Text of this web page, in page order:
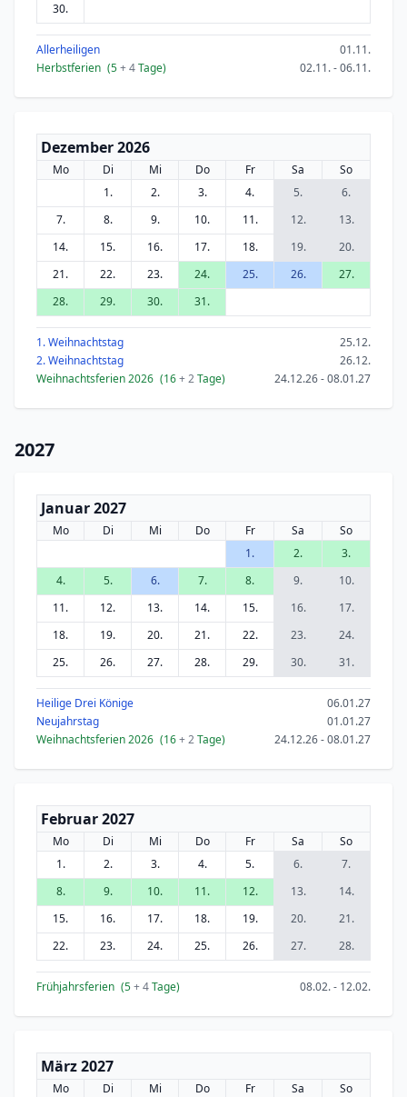
30.
Allerheiligen
01.11.
Herbstferien (5+ 4Tage) 02.11. - 06.11.
Dezember 2026
Mo Di Mi Do Fr Sa
So
1.
2. 3. 4. 5.
6.
7.
8. 9. 10. 11. 12.
13.
14.
15. 16. 17. 18. 19.
20.
21.
22. 23. 24. 25. 26.
27.
28.
29. 30. 31.
1. Weihnachtstag
25.12.
2. Weihnachtstag
26.12.
Weihnachtsferien 2026 (16+ 2Tage) 24.12.26 - 08.01.27
2027
Januar 2027
Mo Di Mi Do Fr Sa
So
1.
2.
3.
4.
5. 6. 7. 8. 9.
10.
11.
12. 13. 14. 15. 16.
17.
18.
19. 20. 21. 22. 23.
24.
25.
26. 27. 28. 29. 30. 31.
Heilige Drei Könige
06.01.27
Neujahrstag
01.01.27
Weihnachtsferien 2026 (16+ 2Tage) 24.12.26 - 08.01.27
Februar 2027
Mo Di Mi Do Fr Sa
So
1.
2. 3. 4. 5. 6.
7.
8.
9. 10. 11. 12. 13.
14.
15.
16. 17. 18. 19. 20.
21.
22.
23. 24. 25. 26. 27. 28.
Frühjahrsferien (5+ 4Tage) 08.02. - 12.02.
März 2027
Mo Di Mi Do Fr Sa
So